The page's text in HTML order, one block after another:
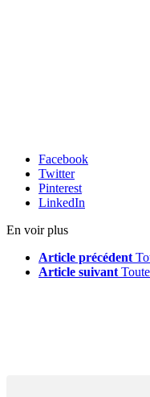
Facebook
Twitter
Pinterest
LinkedIn
En voir plus
Article précédent
Article suivant